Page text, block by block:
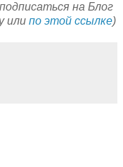
на Блог
или по этой ссылке)